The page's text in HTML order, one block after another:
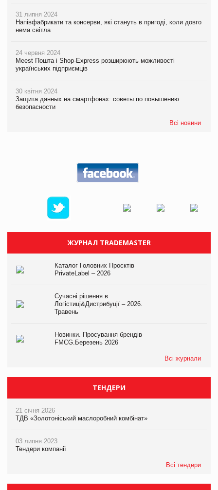
31 липня 2024
Напівфабрикати та консерви, які стануть в пригоді, коли довго
нема світла
24 червня 2024
Meest Пошта і Shop-Express розширюють можливості
українських підприємців
30 квітня 2024
Защита данных на смартфонах: советы по повышению
безопасности
Всі новини
ЖУРНАЛ TRADEMASTER
Каталог Головних Проєктів
PrivateLabel – 2026
Сучасні рішення в
Логістиці&Дистрибуції – 2026.
Травень
Новинки. Просування брендів
FMCG.Березень 2026
Всі журнали
ТЕНДЕРИ
21 січня 2026
ТДВ «Золотоніський маслоробний комбінат»
03 липня 2023
Тендери компанії
Всі тендери